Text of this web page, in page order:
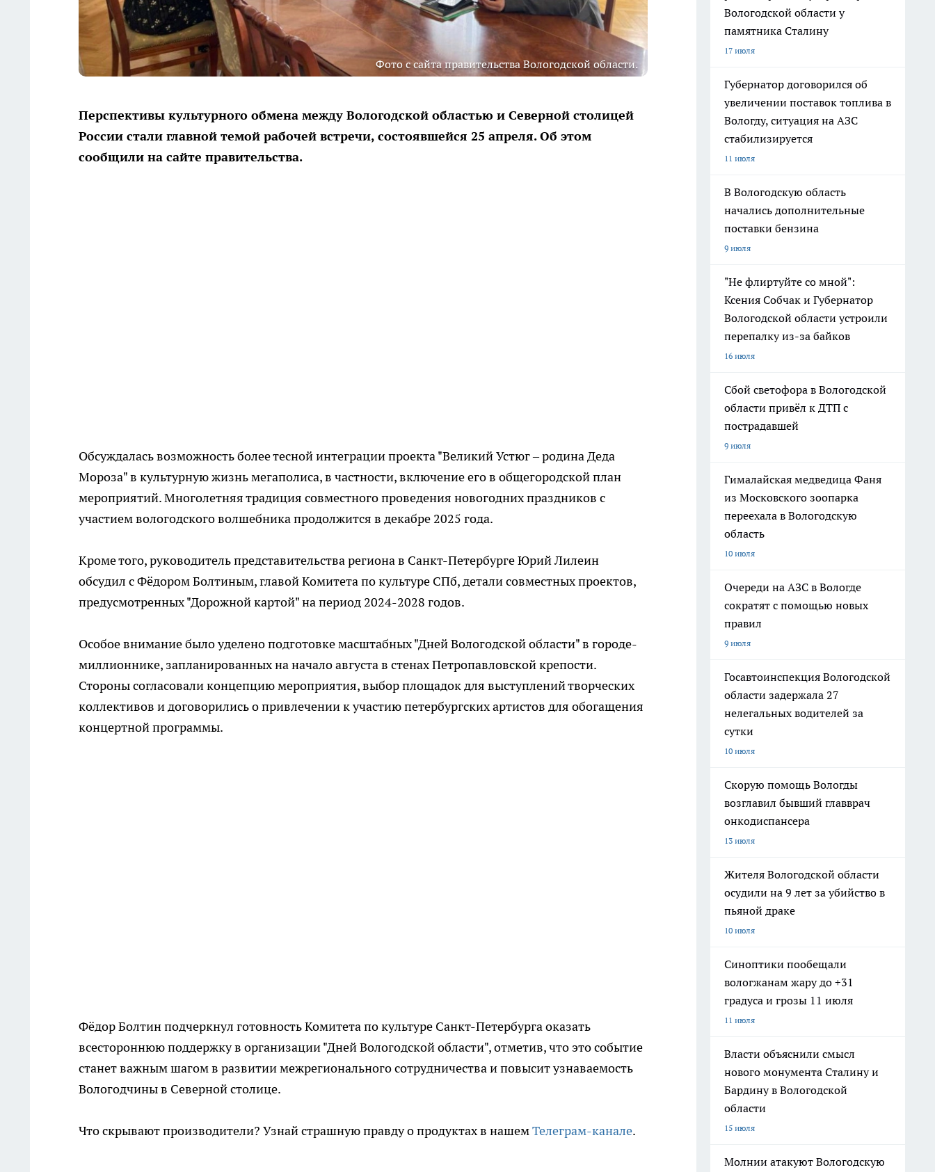
Фото с сайта правительства Вологодской области.
Перспективы культурного обмена между Вологодской областью и Северной столицей
России стали главной темой рабочей встречи, состоявшейся 25 апреля. Об этом
сообщили на сайте правительства.
Обсуждалась возможность более тесной интеграции проекта "Великий Устюг – родина Деда
Мороза" в культурную жизнь мегаполиса, в частности, включение его в общегородской план
мероприятий. Многолетняя традиция совместного проведения новогодних праздников с
участием вологодского волшебника продолжится в декабре 2025 года.
Кроме того, руководитель представительства региона в Санкт-Петербурге Юрий Лилеин
обсудил с Фёдором Болтиным, главой Комитета по культуре СПб, детали совместных проектов,
предусмотренных "Дорожной картой" на период 2024-2028 годов.
Особое внимание было уделено подготовке масштабных "Дней Вологодской области" в городе-
миллионнике, запланированных на начало августа в стенах Петропавловской крепости.
Стороны согласовали концепцию мероприятия, выбор площадок для выступлений творческих
коллективов и договорились о привлечении к участию петербургских артистов для обогащения
концертной программы.
Фёдор Болтин подчеркнул готовность Комитета по культуре Санкт-Петербурга оказать
всестороннюю поддержку в организации "Дней Вологодской области", отметив, что это событие
станет важным шагом в развитии межрегионального сотрудничества и повысит узнаваемость
Вологодчины в Северной столице.
Что скрывают производители? Узнай страшную правду о продуктах в нашемТелеграм-канале.
Вологодской области у
памятника Сталину
17 июля
Губернатор договорился об
увеличении поставок топлива в
Вологду, ситуация на АЗС
стабилизируется
11 июля
В Вологодскую область
начались дополнительные
поставки бензина
9 июля
"Не флиртуйте со мной":
Ксения Собчак и Губернатор
Вологодской области устроили
перепалку из-за байков
16 июля
Сбой светофора в Вологодской
области привёл к ДТП с
пострадавшей
9 июля
Гималайская медведица Фаня
из Московского зоопарка
переехала в Вологодскую
область
10 июля
Очереди на АЗС в Вологде
сократят с помощью новых
правил
9 июля
Госавтоинспекция Вологодской
области задержала 27
нелегальных водителей за
сутки
10 июля
Скорую помощь Вологды
возглавил бывший главврач
онкодиспансера
13 июля
Жителя Вологодской области
осудили на 9 лет за убийство в
пьяной драке
10 июля
Синоптики пообещали
вологжанам жару до +31
градуса и грозы 11 июля
11 июля
Власти объяснили смысл
нового монумента Сталину и
Бардину в Вологодской
области
15 июля
Молнии атакуют Вологодскую